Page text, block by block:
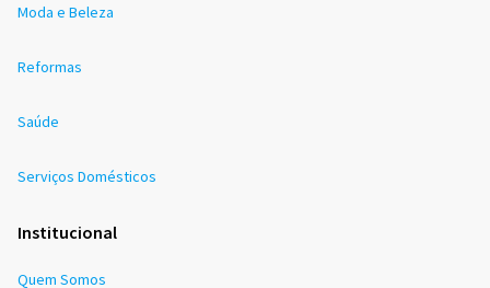
Moda e Beleza
Reformas
Saúde
Serviços Domésticos
Institucional
Quem Somos